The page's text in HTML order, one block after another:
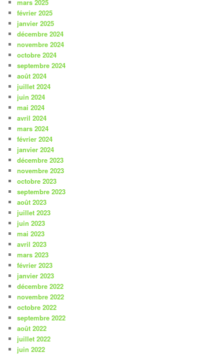
mars 2025
février 2025
janvier 2025
décembre 2024
novembre 2024
octobre 2024
septembre 2024
août 2024
juillet 2024
juin 2024
mai 2024
avril 2024
mars 2024
février 2024
janvier 2024
décembre 2023
novembre 2023
octobre 2023
septembre 2023
août 2023
juillet 2023
juin 2023
mai 2023
avril 2023
mars 2023
février 2023
janvier 2023
décembre 2022
novembre 2022
octobre 2022
septembre 2022
août 2022
juillet 2022
juin 2022